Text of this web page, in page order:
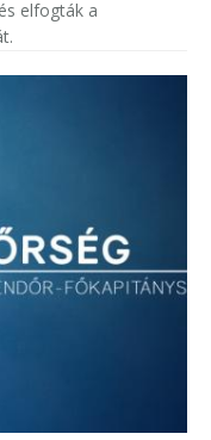
elfogták a